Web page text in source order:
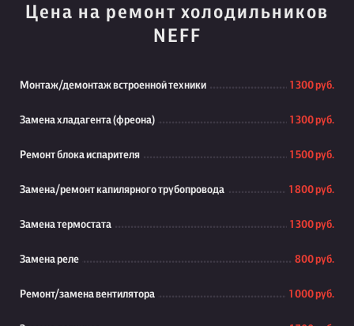
Цена на ремонт холодильников
NEFF
Монтаж/демонтаж встроенной техники 1 300 руб.
Замена хладагента (фреона) 1 300 руб.
Ремонт блока испарителя 1 500 руб.
Замена/ремонт капилярного трубопровода 1 800 руб.
Замена термостата 1 300 руб.
Замена реле 800 руб.
Ремонт/замена вентилятора 1 000 руб.